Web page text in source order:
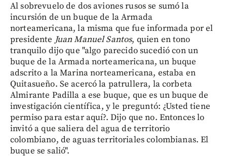
Al sobrevuelo de dos aviones rusos se sumó la
incursión de un buque de la Armada
norteamericana, la misma que fue informada por el
presidente Juan Manuel Santos, quien en tono
tranquilo dijo que "algo parecido sucedió con un
buque de la Armada norteamericana, un buque
adscrito a la Marina norteamericana, estaba en
Quitasueño. Se acercó la patrullera, la corbeta
Almirante Padilla a ese buque, que es un buque de
investigación científica, y le preguntó: ¿Usted tiene
permiso para estar aquí?. Dijo que no. Entonces lo
invitó a que saliera del agua de territorio
colombiano, de aguas territoriales colombianas. El
buque se salió".